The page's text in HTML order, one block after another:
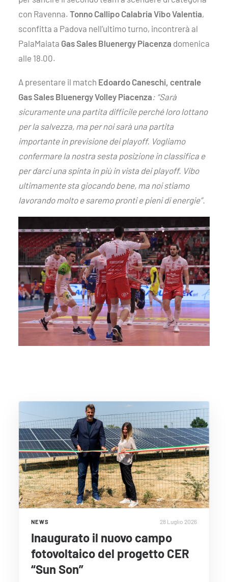
con Ravenna. Tonno Callipo Calabria Vibo Valentia,
sconfitta a Padova nell’ultimo turno, incontrerà al
PalaMaiata Gas Sales Bluenergy Piacenza domenica
alle 18.00.
A presentare il match Edoardo Caneschi, centrale
Gas Sales Bluenergy Volley Piacenza: “Sarà
sicuramente una partita difficile perché loro lottano
per la salvezza, ma per noi sarà una partita
importante in previsione dei playoff. Vogliamo
confermare la nostra sesta posizione in classifica e
per darci una spinta in più in vista dei playoff. Vibo
ultimamente sta giocando bene, ma noi stiamo
lavorando molto e saremo pronti e pieni di energie”.
NEWS 28 Luglio 2026
Inaugurato il nuovo campo
fotovoltaico del progetto CER
“Sun Son”